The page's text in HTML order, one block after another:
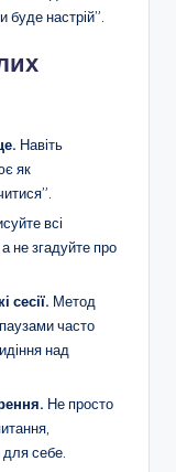
настрій”.
Навіть
як
всі
не згадуйте про
сесії. Метод
часто
над
Не просто
для себе.